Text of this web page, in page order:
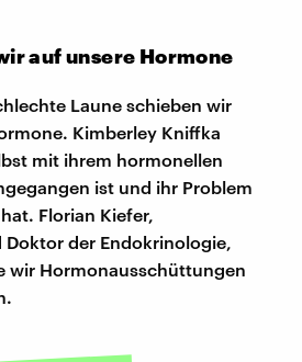
auf unsere Hormone
Laune schieben wir
Kimberley Kniffka
mit ihrem hormonellen
ist und ihr Problem
Florian Kiefer,
der Endokrinologie,
wir Hormonausschüttungen